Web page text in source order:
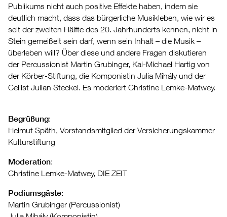
Publikums nicht auch positive Effekte haben, indem sie
deutlich macht, dass das bürgerliche Musikleben, wie wir es
seit der zweiten Hälfte des 20. Jahrhunderts kennen, nicht in
Stein gemeißelt sein darf, wenn sein Inhalt – die Musik –
überleben will? Über diese und andere Fragen diskutieren
der Percussionist Martin Grubinger, Kai-Michael Hartig von
der Körber-Stiftung, die Komponistin Julia Mihály und der
Cellist Julian Steckel. Es moderiert Christine Lemke-Matwey.
Begrüßung:
Helmut Späth, Vorstandsmitglied der Versicherungskammer
Kulturstiftung
Moderation:
Christine Lemke-Matwey, DIE ZEIT
Podiumsgäste:
Martin Grubinger (Percussionist)